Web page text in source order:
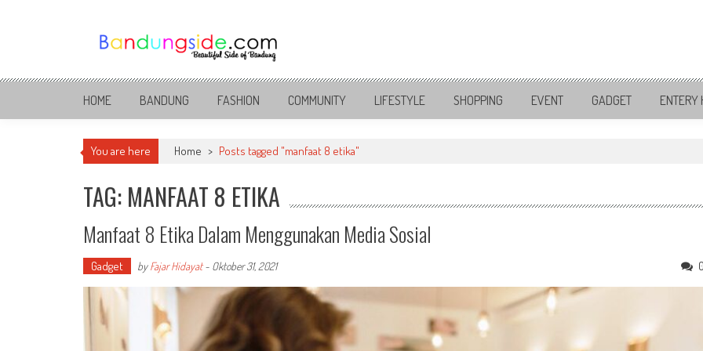
Bandung Side
Sisi Cantik Bandung
HOME BANDUNG FASHION COMMUNITY LIFESTYLE SHOPPING EVENT GADGET ENTERY
You are here Home > Posts tagged "manfaat 8 etika"
TAG: MANFAAT 8 ETIKA
Manfaat 8 Etika Dalam Menggunakan Media Sosial
Gadget byFajar Hidayat- Oktober 31, 2021 0